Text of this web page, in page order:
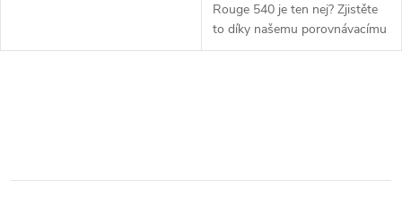
u
ů
u
Rouge 540 je ten nej? Zjistěte
to díky našemu porovnávacímu
setu!
l